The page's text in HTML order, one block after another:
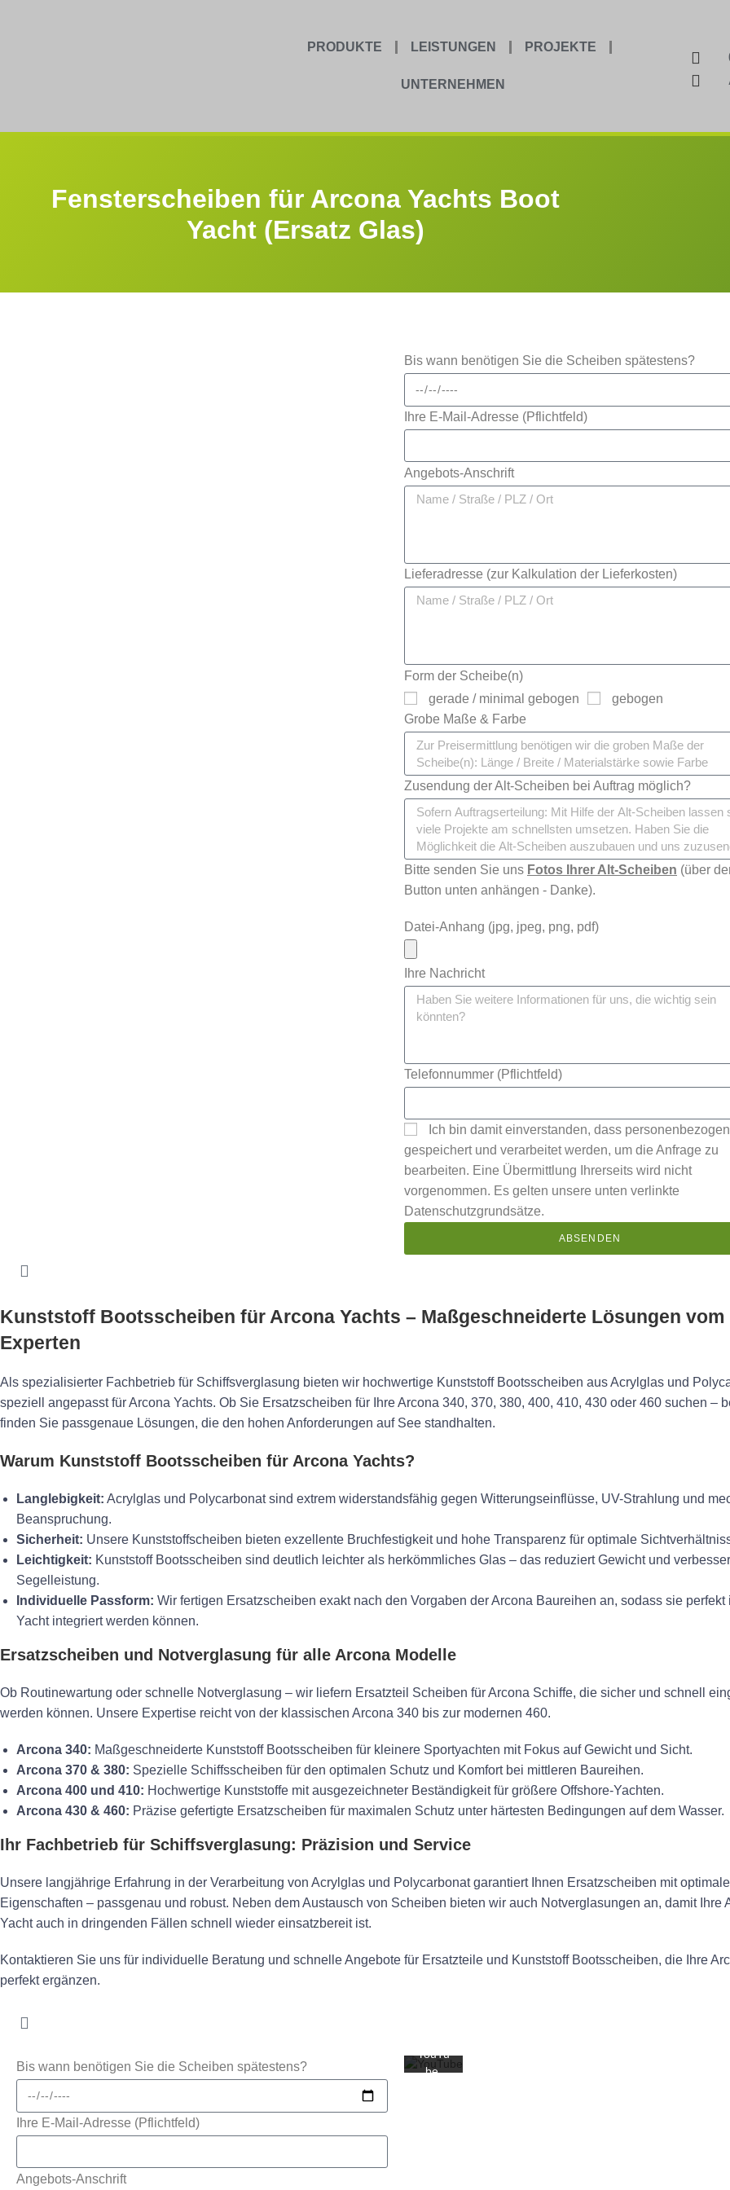
PRODUKTE LEISTUNGEN PROJEKTE
UNTERNEHMEN
Fensterscheiben für Arcona Yachts Boot
Yacht (Ersatz Glas)
Bis wann benötigen Sie die Scheiben spätestens?
Ihre E-Mail-Adresse (Pflichtfeld)
Angebots-Anschrift
Lieferadresse (zur Kalkulation der Lieferkosten)
Form der Scheibe(n)
gerade / minimal gebogen
gebogen
Grobe Maße & Farbe
Zusendung der Alt-Scheiben bei Auftrag möglich?
Bitte senden Sie uns Fotos Ihrer Alt-Scheiben (über
Button unten anhängen - Danke).
Datei-Anhang (jpg, jpeg, png, pdf)
Ihre Nachricht
Telefonnummer (Pflichtfeld)
Ich bin damit einverstanden, dass
gespeichert und verarbeitet werden, um die Anfrage zu
bearbeiten. Eine Übermittlung Ihrerseits wird nicht
vorgenommen. Es gelten unsere unten verlinkte
Datenschutzgrundsätze.
ABSENDEN
Kunststoff Bootsscheiben für Arcona Yachts – Maßgeschneiderte Lösungen vom
Experten
Als spezialisierter Fachbetrieb für Schiffsverglasung bieten wir hochwertige Kunststoff Bootsscheiben aus Acrylglas und
speziell angepasst für Arcona Yachts. Ob Sie Ersatzscheiben für Ihre Arcona 340, 370, 380, 400, 410, 430 oder 460 suchen –
finden Sie passgenaue Lösungen, die den hohen Anforderungen auf See standhalten.
Warum Kunststoff Bootsscheiben für Arcona Yachts?
Langlebigkeit: Acrylglas und Polycarbonat sind extrem widerstandsfähig gegen Witterungseinflüsse, UV-Strahlung und
Beanspruchung.
Sicherheit: Unsere Kunststoffscheiben bieten exzellente Bruchfestigkeit und hohe Transparenz für optimale
Leichtigkeit: Kunststoff Bootsscheiben sind deutlich leichter als herkömmliches Glas – das reduziert Gewicht und
Segelleistung.
Individuelle Passform: Wir fertigen Ersatzscheiben exakt nach den Vorgaben der Arcona Baureihen an, sodass sie perfekt
Yacht integriert werden können.
Ersatzscheiben und Notverglasung für alle Arcona Modelle
Ob Routinewartung oder schnelle Notverglasung – wir liefern Ersatzteil Scheiben für Arcona Schiffe, die sicher und schnell
werden können. Unsere Expertise reicht von der klassischen Arcona 340 bis zur modernen 460.
Arcona 340: Maßgeschneiderte Kunststoff Bootsscheiben für kleinere Sportyachten mit Fokus auf Gewicht und Sicht.
Arcona 370 & 380: Spezielle Schiffsscheiben für den optimalen Schutz und Komfort bei mittleren Baureihen.
Arcona 400 und 410: Hochwertige Kunststoffe mit ausgezeichneter Beständigkeit für größere Offshore-Yachten.
Arcona 430 & 460: Präzise gefertigte Ersatzscheiben für maximalen Schutz unter härtesten Bedingungen auf dem Wasser.
Ihr Fachbetrieb für Schiffsverglasung: Präzision und Service
Unsere langjährige Erfahrung in der Verarbeitung von Acrylglas und Polycarbonat garantiert Ihnen Ersatzscheiben mit
Eigenschaften – passgenau und robust. Neben dem Austausch von Scheiben bieten wir auch Notverglasungen an, damit Ihre
Yacht auch in dringenden Fällen schnell wieder einsatzbereit ist.
Kontaktieren Sie uns für individuelle Beratung und schnelle Angebote für Ersatzteile und Kunststoff Bootsscheiben, die Ihre
perfekt ergänzen.
Bis wann benötigen Sie die Scheiben spätestens?
Ihre E-Mail-Adresse (Pflichtfeld)
Angebots-Anschrift
Mit
Laden
des
Sie die
YouTu
be.